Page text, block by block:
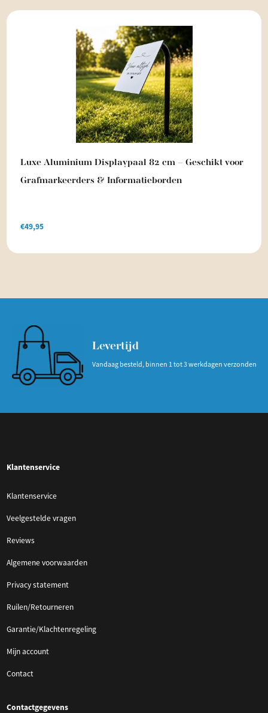
Luxe Aluminium Displaypaal 82 cm – Geschikt voor
Grafmarkeerders & Informatieborden
€49,95
Levertijd
Vandaag besteld, binnen 1 tot 3 werkdagen verzonden
Klantenservice
Klantenservice
Veelgestelde vragen
Reviews
Algemene voorwaarden
Privacy statement
Ruilen/Retourneren
Garantie/Klachtenregeling
Mijn account
Contact
Contactgegevens